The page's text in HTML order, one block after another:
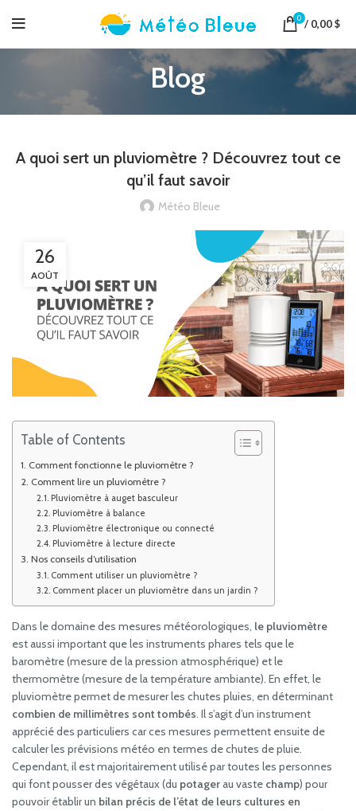
0 / 0,00$
Blog
A quoi sert un pluviomètre ? Découvrez tout ce
qu’il faut savoir
Météo Bleue
26
AOÛT
Table of Contents
Comment fonctionne le pluviomètre ?
Comment lire un pluviomètre ?
Pluviomètre à auget basculeur
Pluviomètre à balance
Pluviomètre électronique ou connecté
Pluviomètre à lecture directe
Nos conseils d’utilisation
Comment utiliser un pluviomètre ?
Comment placer un pluviomètre dans un jardin ?
Dans le domaine des mesures météorologiques, le pluviomètre
est aussi important que les instruments phares tels que le
baromètre (mesure de la pression atmosphérique) et le
thermomètre (mesure de la température ambiante). En effet, le
pluviomètre permet de mesurer les chutes pluies, en déterminant
combien de millimètres sont tombés. Il s’agit d’un instrument
apprécié des particuliers car ces mesures permettent ensuite de
calculer les prévisions météo en termes de chutes de pluie.
Cependant, il est majoritairement utilisé par toutes les personnes
qui font pousser des végétaux (du potagerau vaste champ) pour
pouvoir établir un bilan précis de l’état de leurs cultures en